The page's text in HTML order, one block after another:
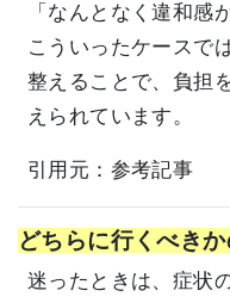
「なんとなく違和感
こういったケースで
整えることで、負担
えられています。
引用元： 参考記事
どちらに行くべき
迷ったときは、症状